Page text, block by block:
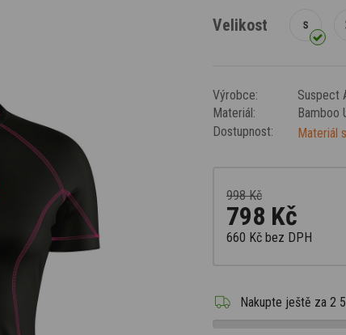
Velikost
Výrobce:
Suspect
Materiál:
Bamboo
Dostupnost:
Materiál
998 Kč
798 Kč
660 Kč bez DPH
Nakupte ještě za 2